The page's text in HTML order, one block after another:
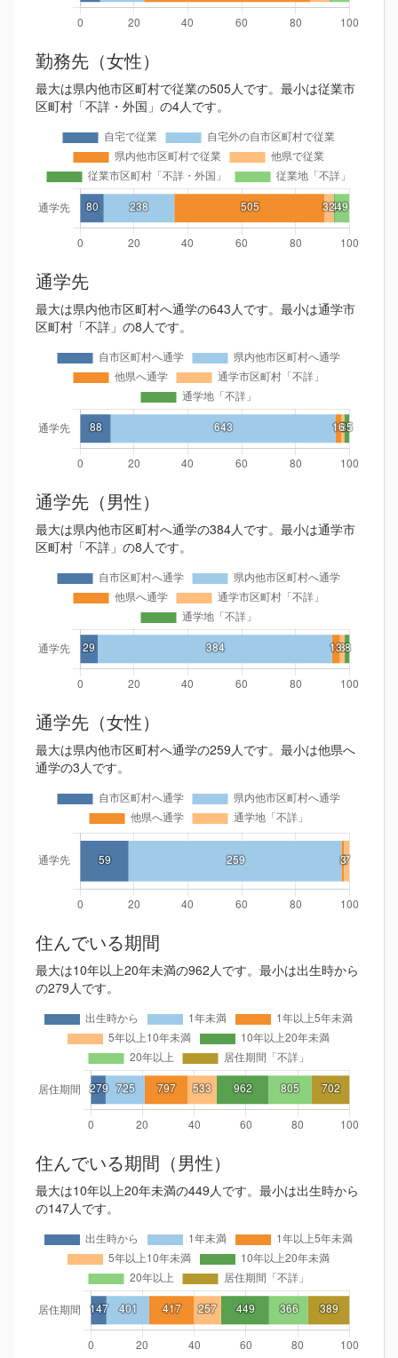
勤務先（女性）
最大は県内他市区町村で従業の505人です。最小は従業市
区町村「不詳・外国」の4人です。
通学先
最大は県内他市区町村へ通学の643人です。最小は通学市
区町村「不詳」の8人です。
通学先（男性）
最大は県内他市区町村へ通学の384人です。最小は通学市
区町村「不詳」の8人です。
通学先（女性）
最大は県内他市区町村へ通学の259人です。最小は他県へ
通学の3人です。
住んでいる期間
最大は10年以上20年未満の962人です。最小は出生時から
の279人です。
住んでいる期間（男性）
最大は10年以上20年未満の449人です。最小は出生時から
の147人です。